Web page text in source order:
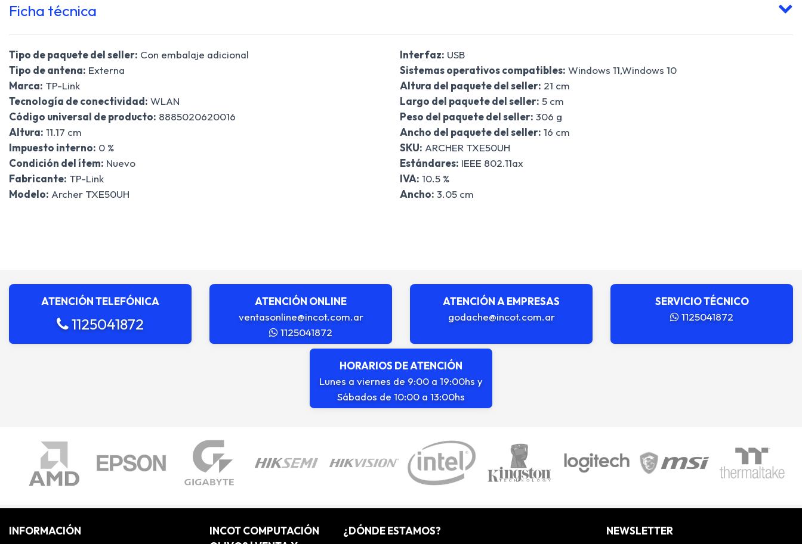
Ficha técnica
Tipo de paquete del seller: Con embalaje adicional
Tipo de antena: Externa
Marca: TP-Link
Tecnología de conectividad: WLAN
Código universal de producto: 8885020620016
Altura: 11.17 cm
Impuesto interno: 0 %
Condición del ítem: Nuevo
Fabricante: TP-Link
Modelo: Archer TXE50UH
Interfaz: USB
Sistemas operativos compatibles: Windows 11,Windows 10
Altura del paquete del seller: 21 cm
Largo del paquete del seller: 5 cm
Peso del paquete del seller: 306 g
Ancho del paquete del seller: 16 cm
SKU: ARCHER TXE50UH
Estándares: IEEE 802.11ax
IVA: 10.5 %
Ancho: 3.05 cm
ATENCIÓN TELEFÓNICA
1125041872
ATENCIÓN ONLINE
ventasonline@incot.com.ar
1125041872
ATENCIÓN A EMPRESAS
godache@incot.com.ar
SERVICIO TÉCNICO
1125041872
HORARIOS DE ATENCIÓN
Lunes a viernes de 9:00 a 19:00hs y
Sábados de 10:00 a 13:00hs
INFORMACIÓN
INCOT COMPUTACIÓN
¿DÓNDE ESTAMOS? NEWSLETTER